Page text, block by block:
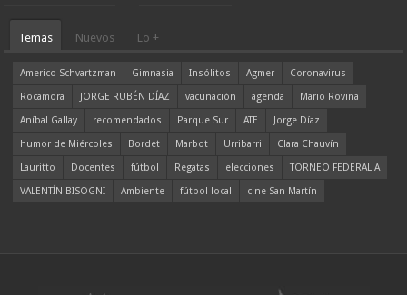
Temas Nuevos Lo +
Americo Schvartzman Gimnasia Insólitos Agmer
Coronavirus
Rocamora
JORGE RUBÉN DÍAZ vacunación agenda
Mario Rovina
Aníbal Gallay
recomendados Parque Sur ATE
Jorge Díaz
humor de Miércoles
Bordet Marbot Urribarri
Clara Chauvín
Lauritto
Docentes fútbol Regatas elecciones
TORNEO FEDERAL A
VALENTÍN BISOGNI
Ambiente fútbol local cine San Martín